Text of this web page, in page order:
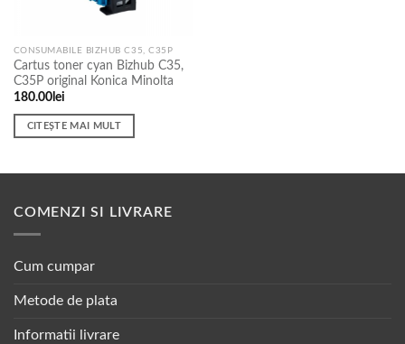
CONSUMABILE BIZHUB C35, C35P
Cartus toner cyan Bizhub C35,
C35P original Konica Minolta
180.00lei
CITEȘTE MAI MULT
COMENZI SI LIVRARE
Cum cumpar
Metode de plata
Informatii livrare